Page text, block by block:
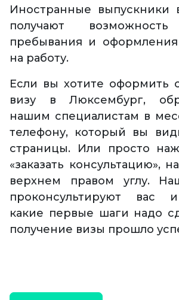
Иностранные выпускники
получают
пребывания и
на работу.
Если вы хотите оформить
визу в Люксембург,
нашим специалистам в
телефону, который вы
страницы. Или просто
«заказать консультацию»,
верхнем правом углу.
проконсультируют вас
какие первые шаги надо
получение визы прошло